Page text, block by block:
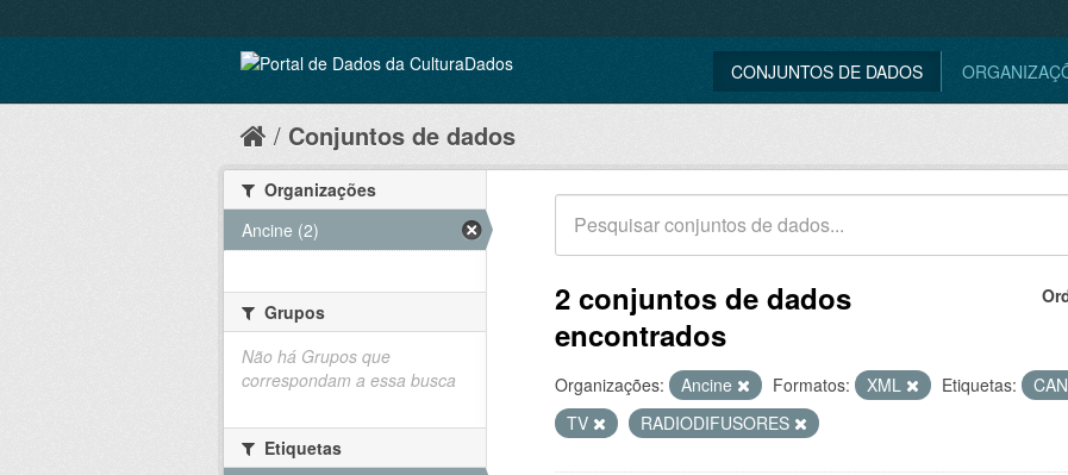
CONJUNTOS DE DADOS
Conjuntos de dados
2 conjuntos de dados
encontrados
Organizações: Ancine Formatos: XML Etiquetas:
TV
RADIODIFUSORES
Organizações
Ancine (2)
Grupos
Não há Grupos que
correspondam a essa busca
Etiquetas